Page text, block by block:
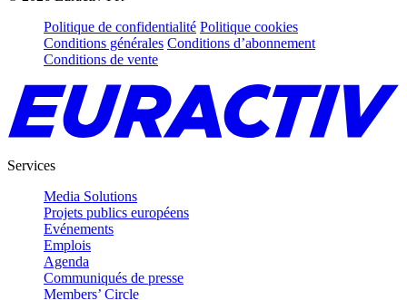
Politique de confidentialité Politique cookies
Conditions générales Conditions d’abonnement
Conditions de vente
Services
Media Solutions
Projets publics européens
Evénements
Emplois
Agenda
Communiqués de presse
Members’ Circle